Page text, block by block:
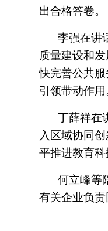
出合格答卷。
李强在讲
质量建设和
快完善公共
引领带动作用
丁薛祥在
入区域协同
平推进教育
何立峰等
有关企业负责